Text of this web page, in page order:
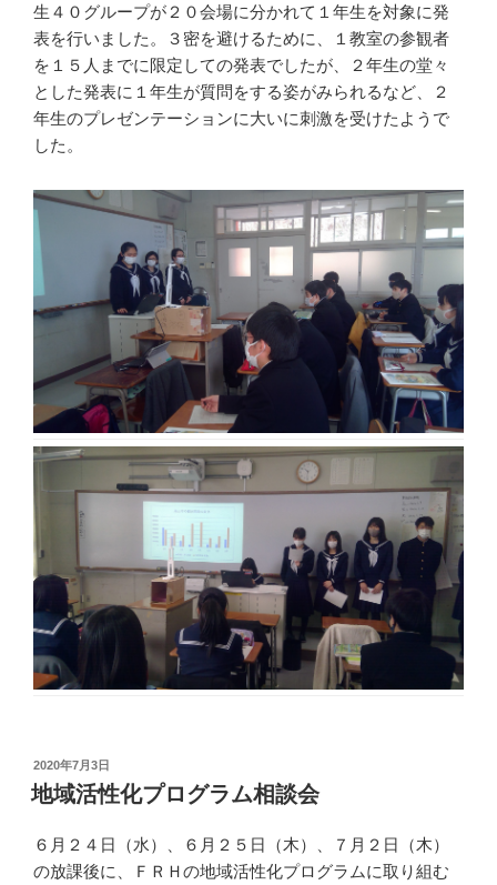
生４０グループが２０会場に分かれて１年生を対象に発
表を行いました。３密を避けるために、１教室の参観者
を１５人までに限定しての発表でしたが、２年生の堂々
とした発表に１年生が質問をする姿がみられるなど、２
年生のプレゼンテーションに大いに刺激を受けたようで
した。
投
稿
日:
2020年7月3日
地域活性化プログラム相談会
６月２４日（水）、６月２５日（木）、７月２日（木）
の放課後に、ＦＲＨの地域活性化プログラムに取り組む